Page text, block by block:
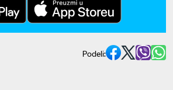
Podeli: